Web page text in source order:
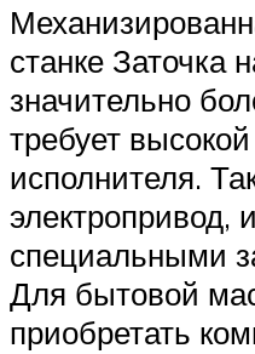
станке Заточка
значительно
требует
исполнителя.
электропривод,
специальными
Для бытовой
приобретать